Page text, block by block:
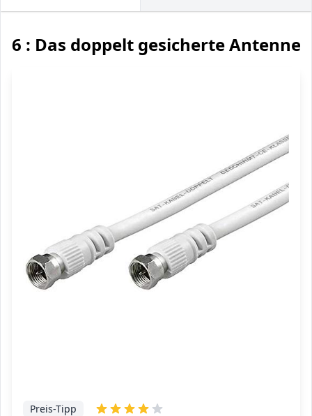
6 : Das doppelt gesicherte
Preis-Tipp